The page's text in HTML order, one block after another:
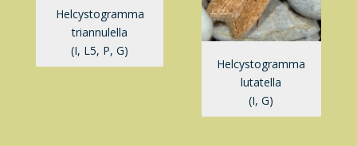
Helcystogramma
triannulella
(I, L5, P, G)
Helcystogramma
lutatella
(I, G)